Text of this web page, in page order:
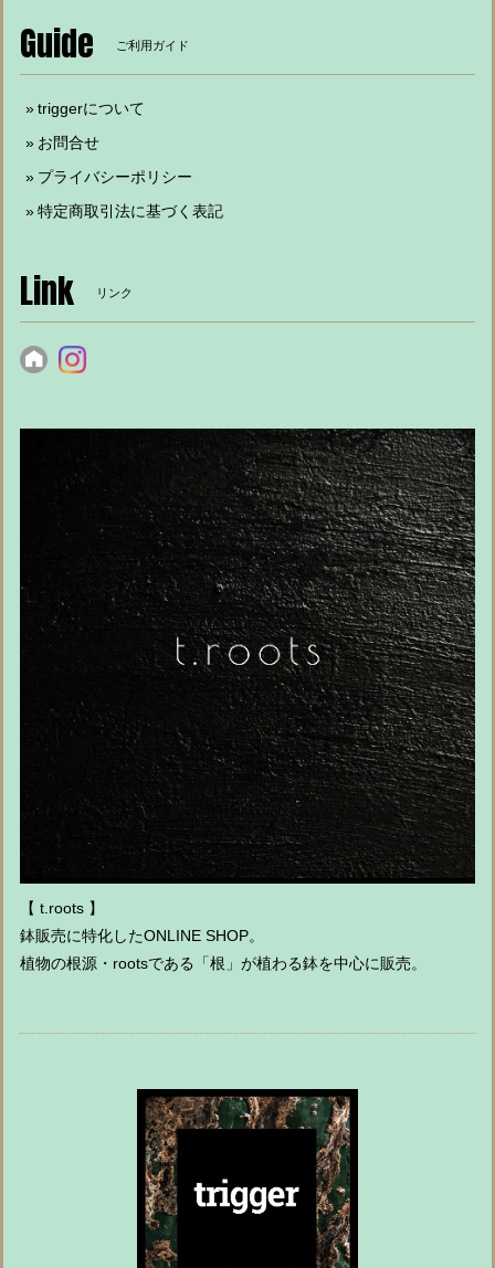
Guide ご利用ガイド
triggerについて
お問合せ
プライバシーポリシー
特定商取引法に基づく表記
Link リンク
【 t.roots 】
鉢販売に特化したONLINE SHOP。
植物の根源・rootsである「根」が植わる鉢を中心に販売。